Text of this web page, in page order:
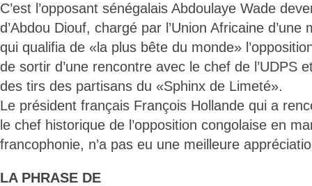
C’est l’opposant sénégalais Abdoulaye Wade
d’Abdou Diouf, chargé par l’Union Africaine d’une
qui qualifia de «la plus bête du monde»
de sortir d’une rencontre avec le chef de l’UDPS
des tirs des partisans du «Sphinx de Limeté».
Le président français François Hollande qui a
le chef historique de l’opposition congolaise en
francophonie, n’a pas eu une meilleure
LA PHRASE DE